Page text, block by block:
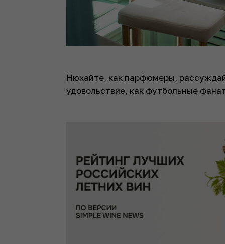
Нюхайте, как парфюмеры,
удовольствие, как футбольные